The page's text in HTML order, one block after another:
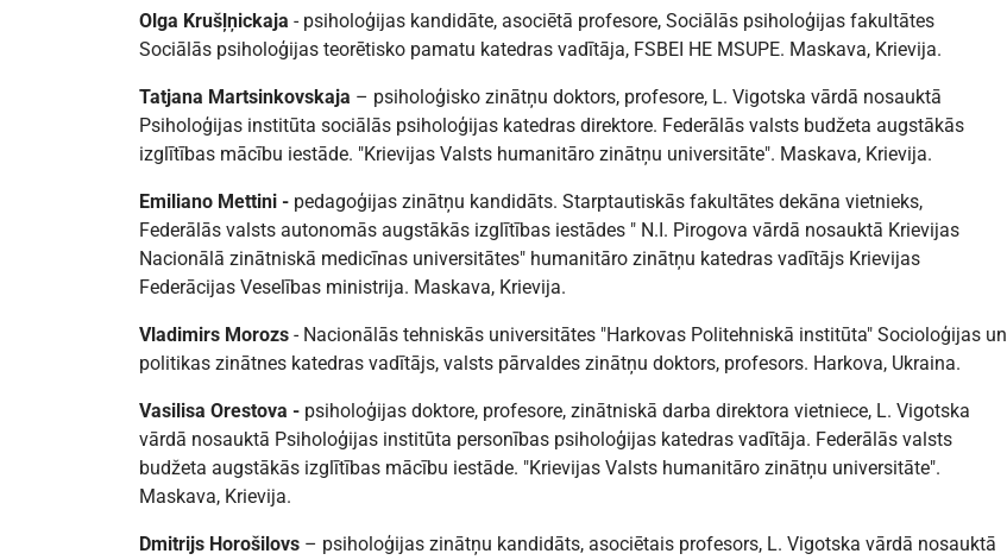
Olga Krušļņickaja - psiholoģijas kandidāte, asociētā profesore, Sociālās psiholoģijas fakultātes
Sociālās psiholoģijas teorētisko pamatu katedras vadītāja, FSBEI HE MSUPE. Maskava, Krievija.
Tatjana Martsinkovskaja – psiholoģisko zinātņu doktors, profesore, L. Vigotska vārdā nosauktā
Psiholoģijas institūta sociālās psiholoģijas katedras direktore. Federālās valsts budžeta augstākās
izglītības mācību iestāde. "Krievijas Valsts humanitāro zinātņu universitāte". Maskava, Krievija.
Emiliano Mettini - pedagoģijas zinātņu kandidāts. Starptautiskās fakultātes dekāna vietnieks,
Federālās valsts autonomās augstākās izglītības iestādes " N.I. Pirogova vārdā nosauktā Krievijas
Nacionālā zinātniskā medicīnas universitātes" humanitāro zinātņu katedras vadītājs Krievijas
Federācijas Veselības ministrija. Maskava, Krievija.
Vladimirs Morozs - Nacionālās tehniskās universitātes "Harkovas Politehniskā institūta" Socioloģijas un
politikas zinātnes katedras vadītājs, valsts pārvaldes zinātņu doktors, profesors. Harkova, Ukraina.
Vasilisa Orestova - psiholoģijas doktore, profesore, zinātniskā darba direktora vietniece, L. Vigotska
vārdā nosauktā Psiholoģijas institūta personības psiholoģijas katedras vadītāja. Federālās valsts
budžeta augstākās izglītības mācību iestāde. "Krievijas Valsts humanitāro zinātņu universitāte".
Maskava, Krievija.
Dmitrijs Horošilovs – psiholoģijas zinātņu kandidāts, asociētais profesors, L. Vigotska vārdā nosauktā